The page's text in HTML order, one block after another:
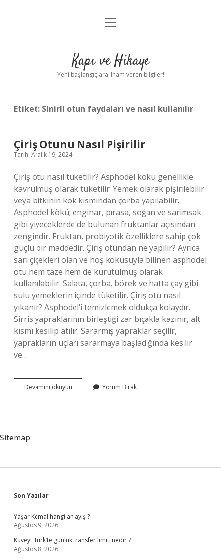
Anasayfa
Yasal Uyarı
menüyü
Kapı ve Hikaye
Yeni başlangıçlara ilham veren bilgiler!
Etiket: Sinirli otun faydaları ve nasıl kullanılır
Çiriş Otunu Nasıl Pişirilir
Tarih: Aralık 19, 2024
Çiriş otu nasıl tüketilir? Asphodel kökü genellikle
kavrulmuş olarak tüketilir. Yemek olarak pişirilebilir
veya bitkinin kök kısmından çorba yapılabilir.
Asphodel kökü; enginar, pırasa, soğan ve sarımsak
gibi yiyeceklerde de bulunan fruktanlar açısından
zengindir. Fruktan, probiyotik özelliklere sahip çok
güçlü bir maddedir. Çiriş otundan ne yapılır? Ayrıca
sarı çiçekleri olan ve hoş kokusuyla bilinen asphodel
otu hem taze hem de kurutulmuş olarak
kullanılabilir. Salata, çorba, börek ve hatta çay gibi
sulu yemeklerin içinde tüketilir. Çiriş otu nasıl
yıkanır? Asphodel’i temizlemek oldukça kolaydır.
Sirris yapraklarının birleştiği zar bıçakla kazınır, alt
kısmı kesilip atılır. Sararmış yapraklar seçilir,
yaprakların uçları sararmaya başladığında kesilir
ve…
Devamını okuyun
Otunu
Yorum Bırak
Sitemap
Sidebar
Son Yazılar
Yaşar Kemal hangi anlayış ?
Ağustos 9, 2026
Kuveyt Türk’te günlük transfer limiti nedir ?
Ağustos 8, 2026